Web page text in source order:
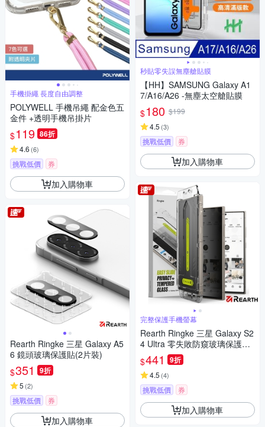
手機掛繩 長度自由調整
POLYWELL 手機吊繩 配金色五
金件 +透明手機吊掛片
$119 86折
4.6 (6)
挑戰低價 券
加入購物車
Rearth Ringke 三星 Galaxy A5
6 鏡頭玻璃保護貼(2片裝)
$351 9折
5 (2)
挑戰低價 券
加入購物車
秒貼零失誤無塵艙貼膜
【HH】SAMSUNG Galaxy A1
7/A16/A26 -無塵太空艙貼膜
$180 $199
4.5 (3)
挑戰低價 券
加入購物車
完整保護手機螢幕
Rearth Ringke 三星 Galaxy S2
4 Ultra 零失敗防窺玻璃保護貼
(2片裝)
$441 9折
4.5 (4)
挑戰低價 券
加入購物車